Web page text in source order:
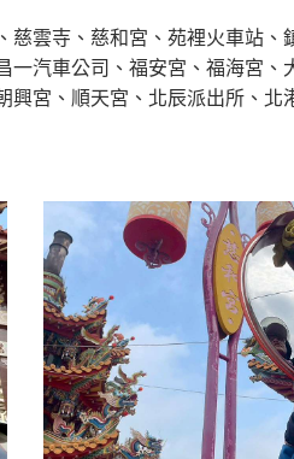
雲寺、慈和宮、苑裡火車站、
汽車公司、福安宮、福海宮、
宮、順天宮、北辰派出所、北